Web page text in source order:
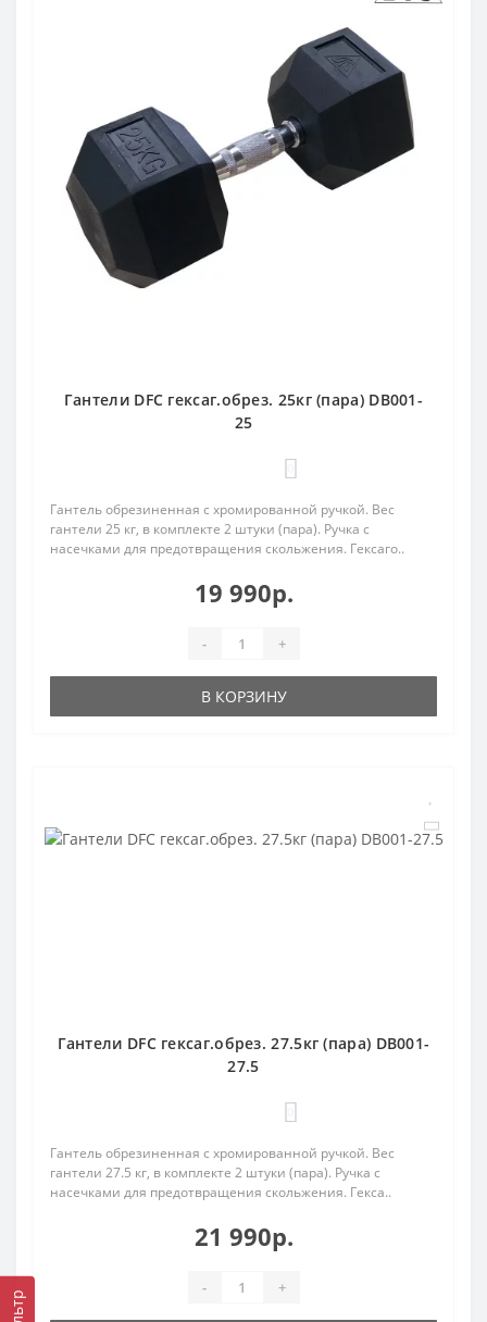
Гантели DFC гексаг.обрез. 25кг (пара) DB001-
25
Гантель обрезиненная с хромированной ручкой. Вес
гантели 25 кг, в комплекте 2 штуки (пара). Ручка с
насечками для предотвращения скольжения. Гексаго..
19 990р.
- +
В КОРЗИНУ
Гантели DFC гексаг.обрез. 27.5кг (пара) DB001-
27.5
Гантель обрезиненная с хромированной ручкой. Вес
гантели 27.5 кг, в комплекте 2 штуки (пара). Ручка с
насечками для предотвращения скольжения. Гекса..
21 990р.
- +